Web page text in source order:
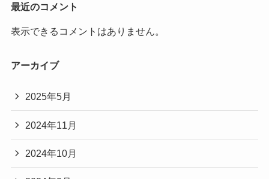
最近のコメント
表示できるコメントはありません。
アーカイブ
2025年5月
2024年11月
2024年10月